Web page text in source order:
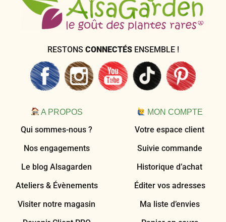
RESTONS CONNECTÉS ENSEMBLE !
A PROPOS
Qui sommes-nous ?
Nos engagements
Le blog Alsagarden
Ateliers & Évènements
Visiter notre magasin
MON COMPTE
Votre espace client
Suivie commande
Historique d’achat
Éditer vos adresses
Ma liste d’envies